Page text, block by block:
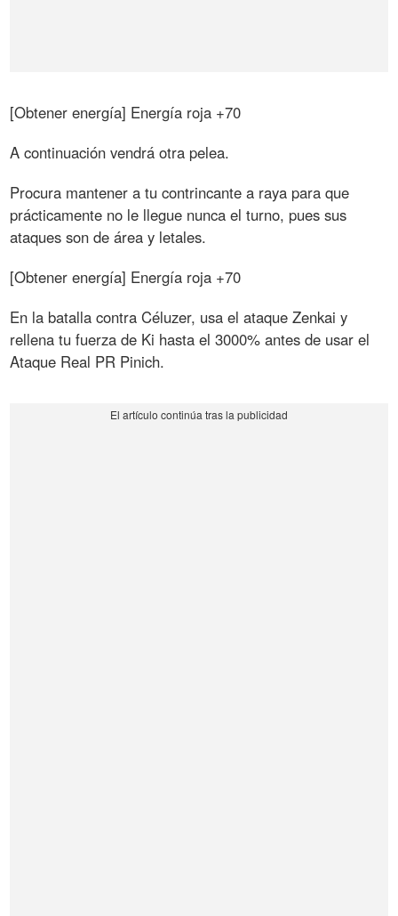
[Obtener energía] Energía roja +70
A continuación vendrá otra pelea.
Procura mantener a tu contrincante a raya para que
prácticamente no le llegue nunca el turno, pues sus
ataques son de área y letales.
[Obtener energía] Energía roja +70
En la batalla contra Céluzer, usa el ataque Zenkai y
rellena tu fuerza de Ki hasta el 3000% antes de usar el
Ataque Real PR Pinich.